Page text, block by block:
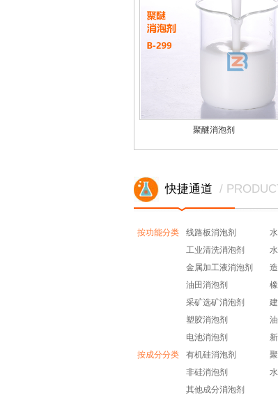
聚醚消泡剂
快捷通道 /
按功能分类 线路板消泡剂
工业清洗消泡剂
金属加工液消泡剂
油田消泡剂
采矿选矿消泡剂
塑胶消泡剂
电池消泡剂
按成分分类
有机硅消泡剂
非硅消泡剂
其他成分消泡剂